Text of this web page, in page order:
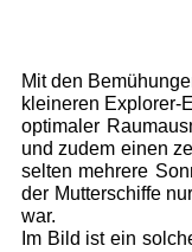
Mit den
kleineren Explorer-
optimaler
und zudem einen
selten mehrere
der Mutterschiffe
war.
Im Bild ist ein